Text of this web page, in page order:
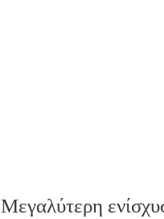
Μεγαλύτερη